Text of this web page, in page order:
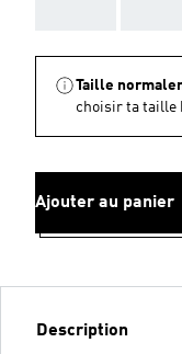
Taille
choisir ta taille
Ajouter au panier
Description